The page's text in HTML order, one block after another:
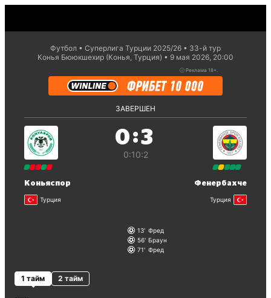
Футбол Суперлига Турции 2025/26
33-й тур
Конья Бююкшехир (Конья, Турция)
9 мая 2026, 20:00
ⓘ Реклама 18+.
ЗАВЕРШЕН
Коньяспор
Турция
0:3
0:10:2
Фенербахче
Турция
13 Фред
56 Браун
71
Фред
1 тайм 2 тайм